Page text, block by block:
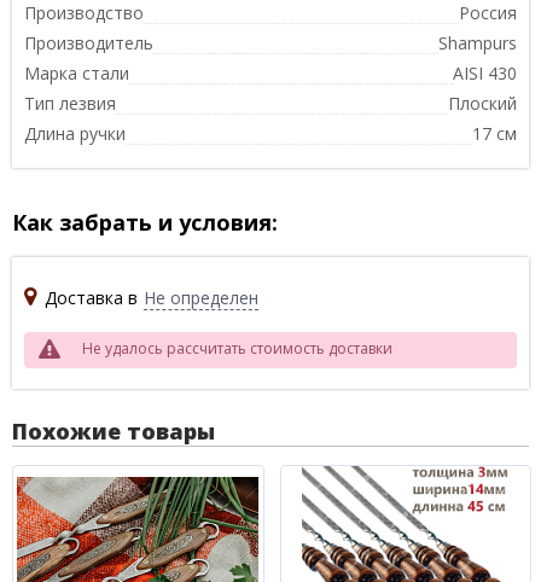
Производство
Россия
Производитель
Shampurs
Марка стали
AISI 430
Тип лезвия
Плоский
Длина ручки
17 см
Как забрать и условия:
Доставка в Не определен
Не удалось рассчитать стоимость доставки
Похожие товары